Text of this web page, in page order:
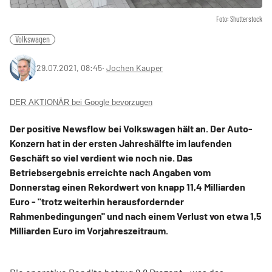
Foto: Shutterstock
Volkswagen
29.07.2021, 08:45‧ Jochen Kauper
DER AKTIONÄR bei Google bevorzugen
Der positive Newsflow bei Volkswagen hält an. Der Auto-
Konzern hat in der ersten Jahreshälfte im laufenden
Geschäft so viel verdient wie noch nie. Das
Betriebsergebnis erreichte nach Angaben vom
Donnerstag einen Rekordwert von knapp 11,4 Milliarden
Euro - "trotz weiterhin herausfordernder
Rahmenbedingungen" und nach einem Verlust von etwa 1,5
Milliarden Euro im Vorjahreszeitraum.